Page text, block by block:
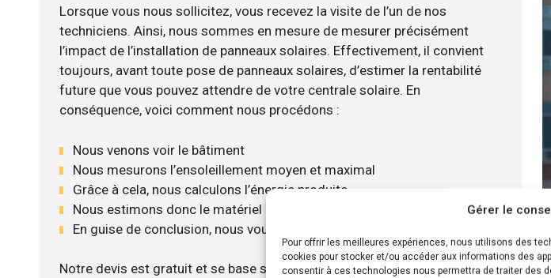
Gérer le
Pour offrir les meilleures expériences, nous utilisons des
cookies pour stocker et/ou accéder aux informations des
consentir à ces technologies nous permettra de traiter des
Lorsque vous nous sollicitez, vous recevez la visite de l’un de nos
techniciens. Ainsi, nous sommes en mesure de mesurer précisément
l’impact de l’installation de panneaux solaires. Effectivement, il convient
toujours, avant toute pose de panneaux solaires, d’estimer la rentabilité
future que vous pouvez attendre de votre centrale solaire. En
conséquence, voici comment nous procédons :
Nous venons voir le bâtiment
Nous mesurons l’ensoleillement moyen et maximal
Grâce à cela, nous calculons l’énergie produite
Nous estimons donc le matériel le plus adéquat
En guise de conclusion, nous vous envoyons notre devis gratuitement
Notre devis est gratuit et se base sur la configuration la plus efficace pour